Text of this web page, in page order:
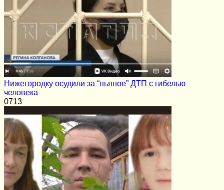
Нижегородку осудили за “пьяное” ДТП с гибелью
человека
0713